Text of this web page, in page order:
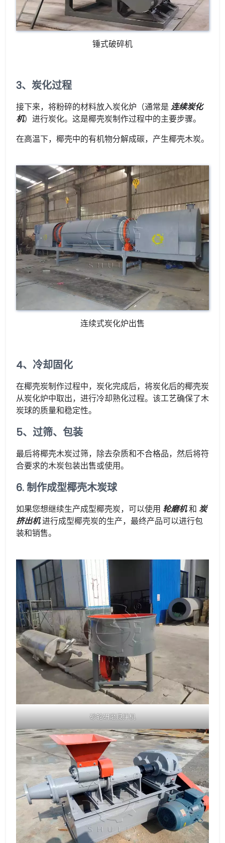
锤式破碎机
3、炭化过程
接下来，将粉碎的材料放入炭化炉（通常是连续炭化
机）进行炭化。这是椰壳炭制作过程中的主要步骤。
在高温下，椰壳中的有机物分解成碳，产生椰壳木炭。
连续式炭化炉出售
4、冷却固化
在椰壳炭制作过程中，炭化完成后，将炭化后的椰壳炭
从炭化炉中取出，进行冷却熟化过程。该工艺确保了木
炭球的质量和稳定性。
5、过筛、包装
最后将椰壳木炭过筛，除去杂质和不合格品，然后将符
合要求的木炭包装出售或使用。
6. 制作成型椰壳木炭球
如果您想继续生产成型椰壳炭，可以使用 轮磨机和 炭
挤出机进行成型椰壳炭的生产，最终产品可以进行包
装和销售。
砂轮研磨搅拌机